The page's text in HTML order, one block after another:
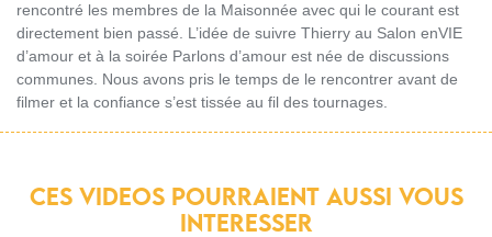
rencontré les membres de la Maisonnée avec qui le courant est
directement bien passé. L’idée de suivre Thierry au Salon enVIE
d’amour et à la soirée Parlons d’amour est née de discussions
communes. Nous avons pris le temps de le rencontrer avant de
filmer et la confiance s’est tissée au fil des tournages.
CES VIDEOS POURRAIENT AUSSI VOUS
INTERESSER